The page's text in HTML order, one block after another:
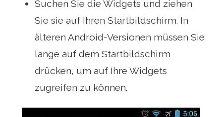
Suchen Sie die Widgets und ziehen
Sie sie auf Ihren Startbildschirm. In
älteren Android-Versionen müssen Sie
lange auf dem Startbildschirm
drücken, um auf Ihre Widgets
zugreifen zu können.